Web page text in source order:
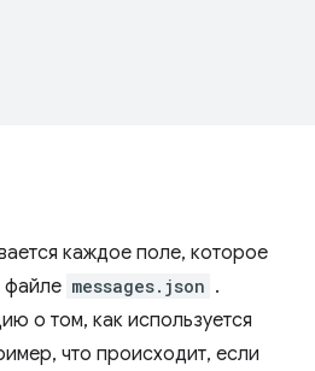
каждое поле, которое
файле messages.json .
о том, как используется
что происходит, если